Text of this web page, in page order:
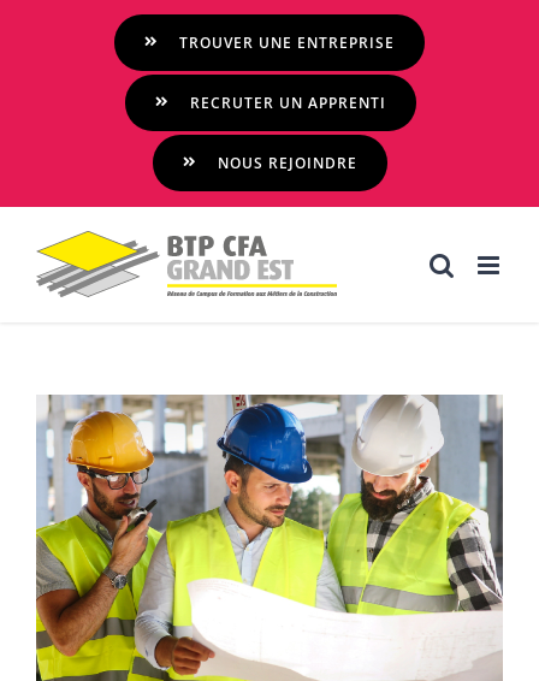
TROUVER UNE ENTREPRISE
RECRUTER UN APPRENTI
NOUS REJOINDRE